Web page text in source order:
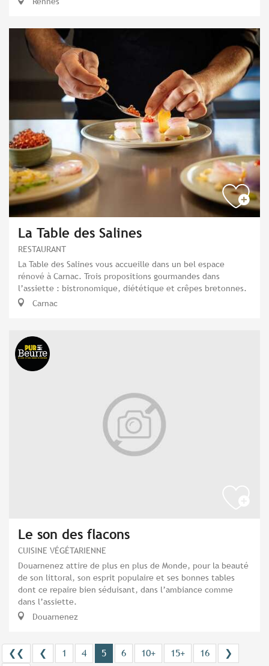
La Table des Salines
RESTAURANT
La Table des Salines vous accueille dans un bel espace
rénové à Carnac. Trois propositions gourmandes dans
l’assiette : bistronomique, diététique et crêpes bretonnes.
Carnac
Le son des flacons
CUISINE VÉGÉTARIENNE
Douarnenez attire de plus en plus de Monde, pour la beauté
de son littoral, son esprit populaire et ses bonnes tables
dont ce repaire bien séduisant, dans l’ambiance comme
dans l’assiette.
Douarnenez
❮❮ ❮ 1 4 5 6 10+ 15+ 16
❯